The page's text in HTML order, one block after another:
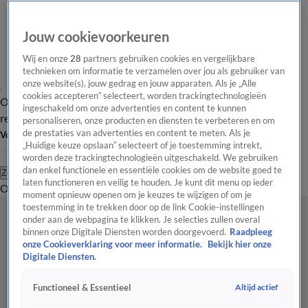
Overzicht Laatste nieuws Regionieuws Het beste van Hart
Tip de
redactie
Volg Hart van Nederland
Zoeken
OverzichtRegioUitzendingenWeerTip de redactiePanelVideo's
Jouw cookievoorkeuren
Wij en onze28 partners gebruiken cookies en vergelijkbare
technieken om informatie te verzamelen over jou als gebruiker van
onze website(s), jouw gedrag en jouw apparaten. Als je „Alle
cookies accepteren” selecteert, worden trackingtechnologieën
ingeschakeld om onze advertenties en content te kunnen
personaliseren, onze producten en diensten te verbeteren en om
de prestaties van advertenties en content te meten. Als je
„Huidige keuze opslaan” selecteert of je toestemming intrekt,
worden deze trackingtechnologieën uitgeschakeld. We gebruiken
dan enkel functionele en essentiële cookies om de website goed te
laten functioneren en veilig te houden. Je kunt dit menu op ieder
moment opnieuw openen om je keuzes te wijzigen of om je
toestemming in te trekken door op de link Cookie-instellingen
onder aan de webpagina te klikken. Je selecties zullen overal
binnen onze Digitale Diensten worden doorgevoerd. Raadpleeg
onze Cookieverklaring voor meer informatie.
Bekijk hier onze
Digitale Diensten.
Functioneel & Essentieel Altijd actief